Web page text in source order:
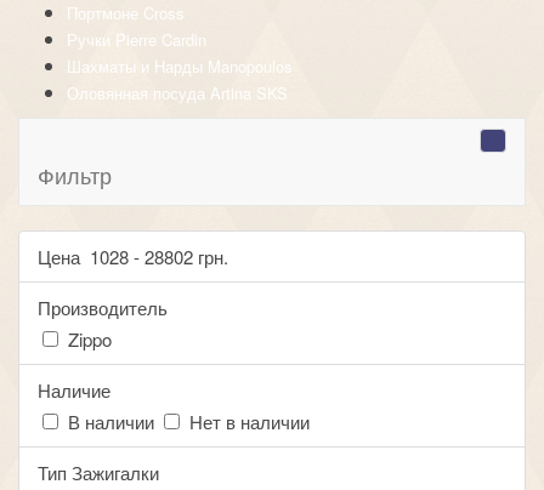
Портмоне Cross
Ручки Pierre Cardin
Шахматы и Нарды Manopoulos
Оловянная посуда Artina SKS
Фильтр
Цена 1028-28802 грн.
Производитель
Zippo
Наличие
В наличии
Нет в наличии
Тип Зажигалки